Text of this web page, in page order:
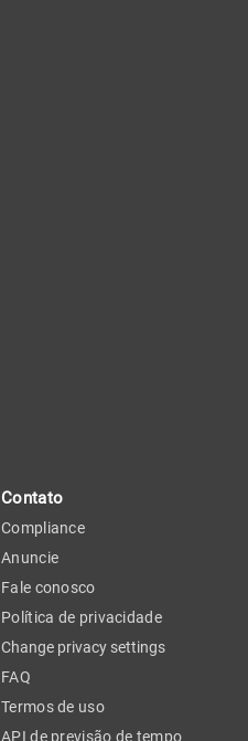
Contato
Compliance
Anuncie
Fale conosco
Política de privacidade
Change privacy settings
FAQ
Termos de uso
API de previsão de tempo